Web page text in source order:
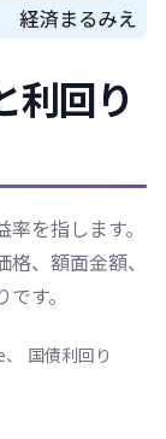
利回り
を指します。
、額面金額、
す。
国債利回り